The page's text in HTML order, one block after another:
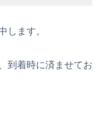
します。
到着時に済ませてお